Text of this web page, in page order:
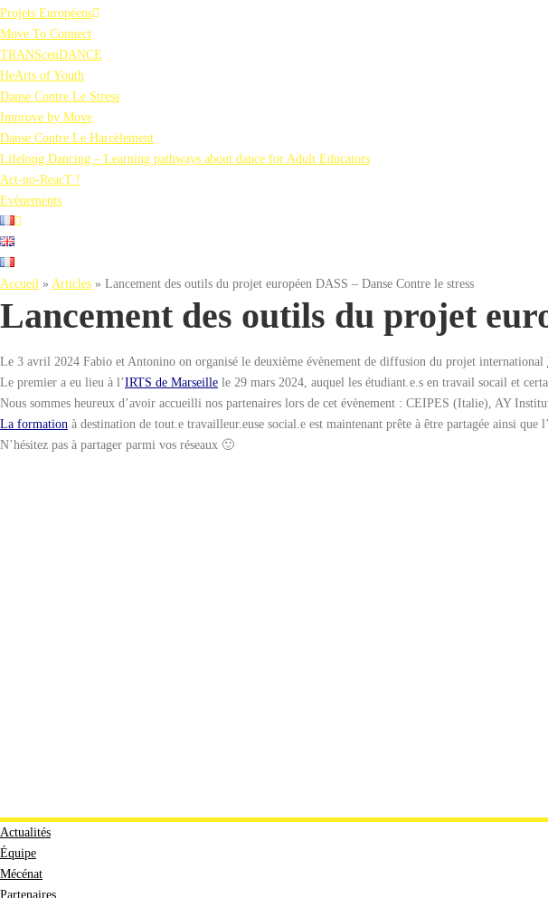
Projets Européens
Move To Connect
TRANScenDANCE
HeArts of Youth
Danse Contre Le Stress
Improve by Move
Danse Contre Le Harcèlement
Lifelong Dancing – Learning pathways about dance for Adult Educators
Act-no-ReacT !
Evènements
Accueil » Articles » Lancement des outils du projet européen DASS – Danse Contre le stress
Lancement des outils du projet
Le 3 avril 2024 Fabio et Antonino on organisé le deuxième évènement de diffusion du projet international
Le premier a eu lieu à l’IRTS de Marseille le 29 mars 2024, auquel les étudiant.e.s en travail socail et
Nous sommes heureux d’avoir accueilli nos partenaires lors de cet évènement : CEIPES (Italie), AY
La formation à destination de tout.e travailleur.euse social.e est maintenant prête à être partagée ainsi que
N’hésitez pas à partager parmi vos réseaux 🙂
Actualités
Équipe
Mécénat
Partenaires